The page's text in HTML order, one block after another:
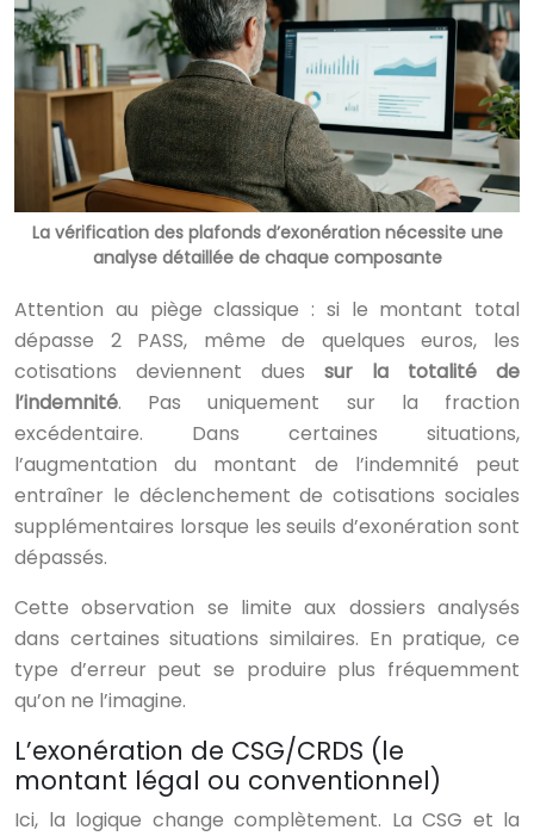
La vérification des plafonds d’exonération nécessite une
analyse détaillée de chaque composante
Attention au piège classique : si le montant total
dépasse 2 PASS, même de quelques euros, les
cotisations deviennent dues sur la totalité de
l’indemnité. Pas uniquement sur la fraction
excédentaire. Dans certaines situations,
l’augmentation du montant de l’indemnité peut
entraîner le déclenchement de cotisations sociales
supplémentaires lorsque les seuils d’exonération sont
dépassés.
Cette observation se limite aux dossiers analysés
dans certaines situations similaires. En pratique, ce
type d’erreur peut se produire plus fréquemment
qu’on ne l’imagine.
L’exonération de CSG/CRDS (le
montant légal ou conventionnel)
Ici, la logique change complètement. La CSG et la